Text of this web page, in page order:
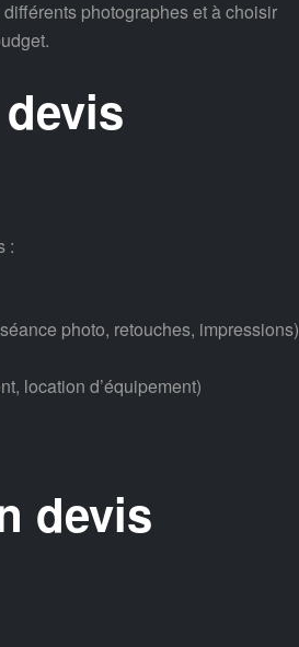
photographes et à choisir
:
photo, retouches, impressions)
location d’équipement)
devis